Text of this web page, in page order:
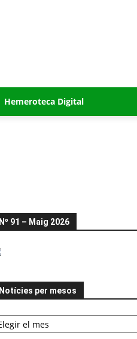
Hemeroteca Digital
Nº 91 – Maig 2026
Notícies per mesos